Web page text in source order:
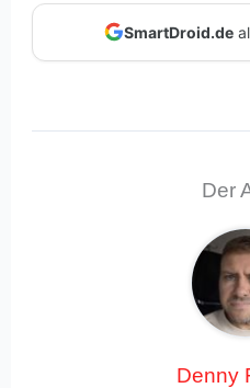
SmartDroid.de
Der
Denny